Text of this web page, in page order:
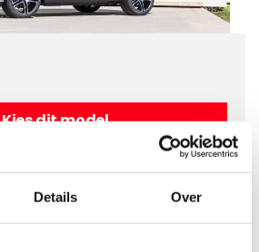
Details Over
Kies dit model